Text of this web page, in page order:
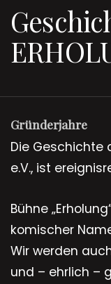
Gründerjahre
Die Geschichte
e.V., ist
Bühne
komischer
Wir werden
und – ehrlich –